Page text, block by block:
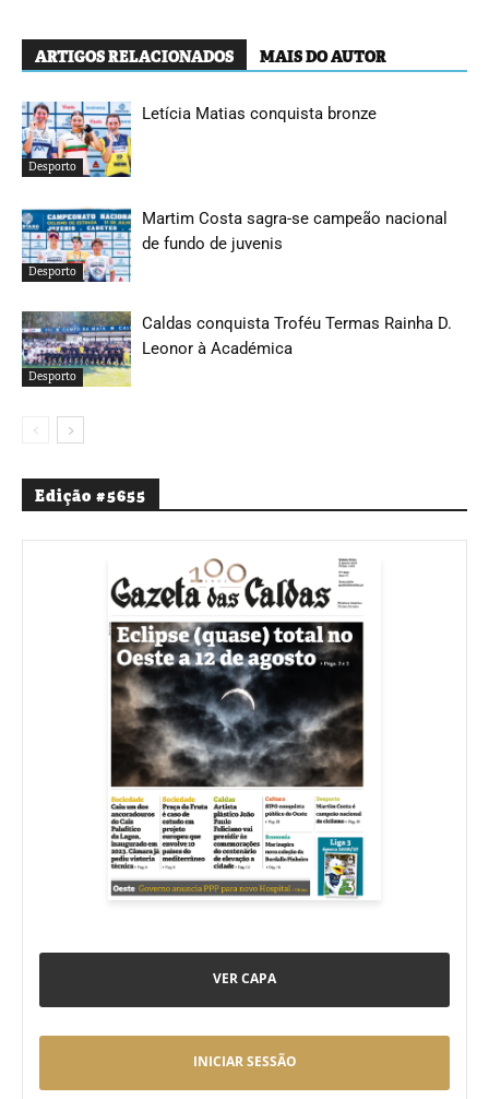
ARTIGOS RELACIONADOS MAIS DO AUTOR
Desporto
Letícia Matias conquista bronze
Desporto
Martim Costa sagra-se campeão nacional
de fundo de juvenis
Desporto
Caldas conquista Troféu Termas Rainha D.
Leonor à Académica
Edição #5655
VER CAPA
INICIAR SESSÃO